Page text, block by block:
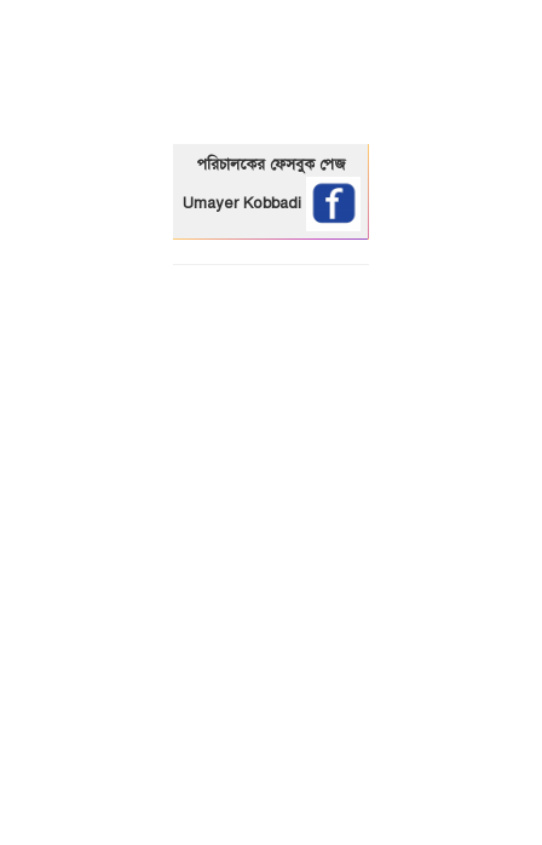
পরিচালকের ফেসবুক পেজ
Umayer Kobbadi